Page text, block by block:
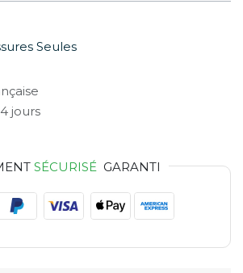
Seules
jours
SÉCURISÉ GARANTI